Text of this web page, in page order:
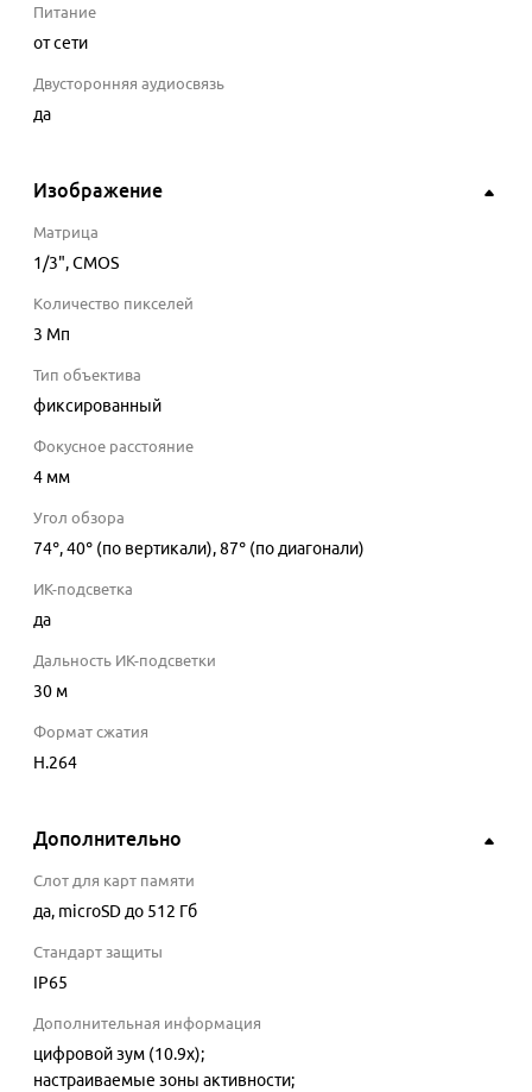
Питание
от сети
Двусторонняя аудиосвязь
да
Изображение
Матрица
1/3", CMOS
Количество пикселей
3 Мп
Тип объектива
фиксированный
Фокусное расстояние
4 мм
Угол обзора
74°, 40° (по вертикали), 87° (по диагонали)
ИК-подсветка
да
Дальность ИК-подсветки
30 м
Формат сжатия
H.264
Дополнительно
Слот для карт памяти
да, microSD до 512 Гб
Стандарт защиты
IP65
Дополнительная информация
цифровой зум (10.9x);
настраиваемые зоны активности;